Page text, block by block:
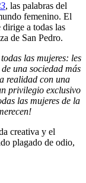
, las palabras del
femenino. El
dirige a todas las
de San Pedro.
las mujeres: les
una sociedad más
realidad con una
privilegio exclusivo
las mujeres de la
creativa y el
plagado de odio,